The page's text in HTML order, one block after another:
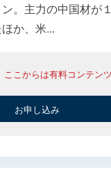
。主力の中国材が
か、米...
ここからは有料コンテン
お申し込み